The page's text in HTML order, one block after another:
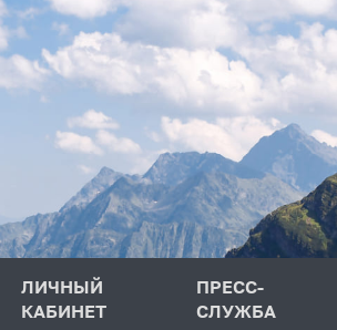
ЛИЧНЫЙ
КАБИНЕТ
ПРЕСС-
СЛУЖБА